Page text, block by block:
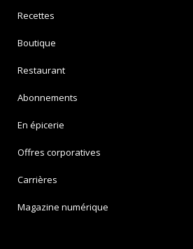
Recettes
Boutique
Restaurant
Abonnements
En épicerie
Offres corporatives
Carrières
Magazine numérique